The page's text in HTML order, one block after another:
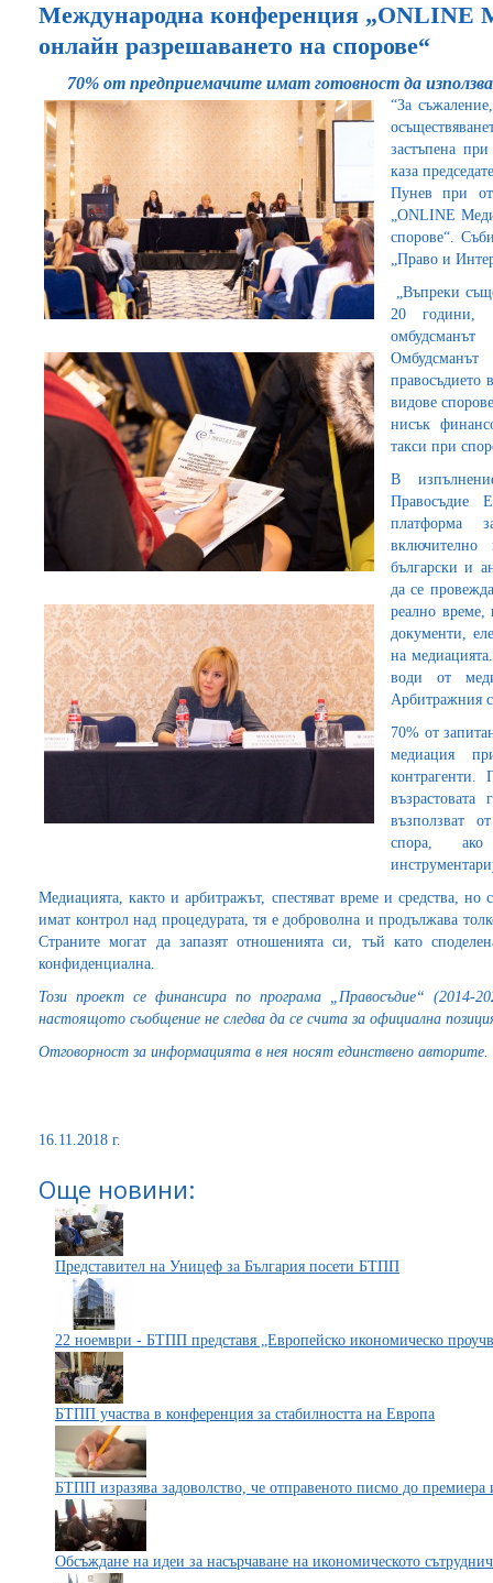
Международна конференция „ONLINE
онлайн разрешаването на спорове“
70% от предприемачите имат готовност да
“За
застъпена
каза
Пунев при
„ONLINE
спорове“.
„Право и
„Въпреки
20 години,
правосъдието
видове
нисък
такси при
В
Правосъдие
платформа
български и
да се
реално време,
документи,
на
води от
Арбитражния
70% от
медиация
възползват
спора,
Медиацията, както и арбитражът, спестяват време и средства, но
имат контрол над процедурата, тя е доброволна и продължава
Страните могат да запазят отношенията си, тъй като
конфиденциална.
Този проект се финансира по програма „Правосъдие“ (2014-
настоящото съобщение не следва да се счита за официална
Отговорност за информацията в нея носят единствено
16.11.2018 г.
Още новини:
Представител на Уницеф за България посети БТПП
22 ноември - БТПП представя „Европейско икономическо
БТПП участва в конференция за стабилността на Европа
БТПП изразява задоволство, че отправеното писмо до
Обсъждане на идеи за насърчаване на икономическото